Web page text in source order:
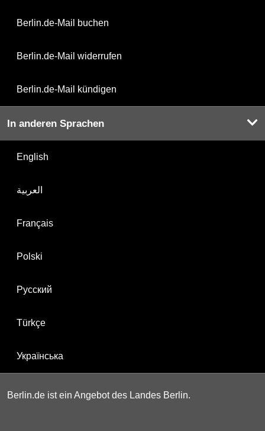
Berlin.de-Mail buchen
Berlin.de-Mail widerrufen
Berlin.de-Mail kündigen
In anderen Sprachen
English
العربية
Français
Polski
Русский
Türkçe
Українська
Berlin.de ist ein Angebot des Landes Berlin.